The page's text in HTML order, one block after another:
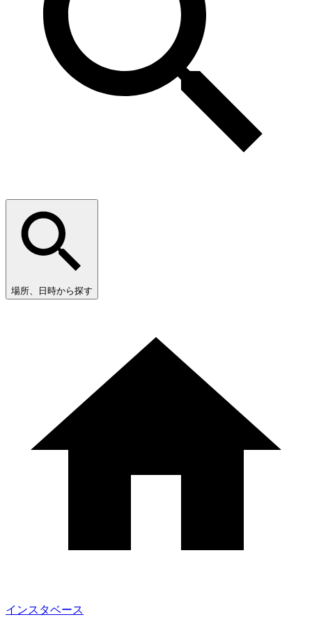
場所、日時から探す
インスタベース